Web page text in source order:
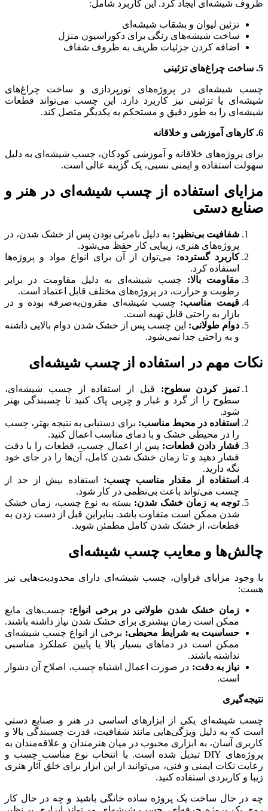
ظروف شیشه‌ای ایجاد کرد. این کاربرد شامل:
تزئین لیوان و بشقاب شیشه‌ای
ساخت شیشه‌های رنگی برای دکوراسیون منزل
اضافه کردن جزئیات ظریف به ظروف شفاف
5. ساخت چراغ‌های تزئینی
چسب شیشه‌ای در پروژه‌های نورپردازی و ساخت چراغ‌های
شیشه‌ای یا تزئینی نیز کاربرد دارد. این چسب می‌تواند قطعات
شیشه‌ای را به طور دقیق و مستحکم به یکدیگر متصل کند.
6. کارهای آموزشی و خلاقانه
برای پروژه‌های خلاقانه و آموزشی کودکان، چسب شیشه‌ای به دلیل
سهولت استفاده و ایمنی نسبی، یک گزینه عالی است.
مزایای استفاده از چسب شیشه‌ای در هنر و
صنایع دستی
شفافیت بی‌نظیر: به دلیل نامرئی بودن پس از خشک شدن، در
پروژه‌های هنری، زیبایی کار حفظ می‌شود.
کاربرد گسترده: می‌توان از آن برای انواع مواد و پروژه‌ها
استفاده کرد.
مقاومت بالا: چسب شیشه‌ای به دلیل مقاومت در برابر
رطوبت و حرارت، در پروژه‌های مختلف قابل اعتماد است.
قیمت مناسب: چسب شیشه‌ای مقرون‌به‌صرفه بوده و در
بازار به راحتی قابل تهیه است.
دوام طولانی: این چسب پس از خشک شدن دوام بالایی داشته
و به راحتی جدا نمی‌شود.
نکات مهم در استفاده از چسب شیشه‌ای
تمیز کردن سطوح: قبل از استفاده از چسب شیشه‌ای،
سطوح را از گرد و غبار و چربی پاک کنید تا چسبندگی بهتر
شود.
استفاده در محیط مناسب: برای دستیابی به نتیجه بهتر، چسب
را در محیطی خشک و با دمای مناسب اعمال کنید.
فشار دادن قطعات: پس از اعمال چسب، قطعات را با دقت
فشار دهید و تا زمان خشک شدن کامل، آن‌ها را در جای خود
نگه دارید.
استفاده از مقدار مناسب چسب: استفاده بیش از حد از
چسب می‌تواند باعث بی‌نظمی در کار شود.
توجه به زمان خشک شدن: بسته به نوع چسب، زمان خشک
شدن ممکن است متفاوت باشد. بنابراین قبل از دست زدن به
قطعات، از خشک شدن کامل مطمئن شوید.
چالش‌ها و معایب چسب شیشه‌ای
با وجود مزایای فراوان، چسب شیشه‌ای دارای محدودیت‌هایی نیز
هست:
زمان خشک شدن طولانی در برخی انواع: چسب‌های مایع
ممکن است زمان بیشتری برای خشک شدن نیاز داشته باشند.
حساسیت به شرایط محیطی: برخی از انواع چسب شیشه‌ای
ممکن است در دماهای بسیار بالا یا پایین عملکرد مناسبی
نداشته باشند.
نیاز به دقت: در صورت اعمال اشتباه چسب، اصلاح آن دشوار
است.
نتیجه‌گیری
چسب شیشه‌ای یکی از ابزارهای اساسی در هنر و صنایع دستی
است که به دلیل ویژگی‌هایی مانند شفافیت، قدرت چسبندگی بالا و
کاربری آسان، به ابزاری محبوب در میان هنرمندان و علاقه‌مندان به
پروژه‌های DIY تبدیل شده است. با انتخاب نوع مناسب چسب و
رعایت نکات ایمنی و فنی، می‌توانید از این ابزار برای خلق آثار هنری
زیبا و کاربردی استفاده کنید.
چه در حال ساخت یک پروژه ساده خانگی باشید و چه در حال کار